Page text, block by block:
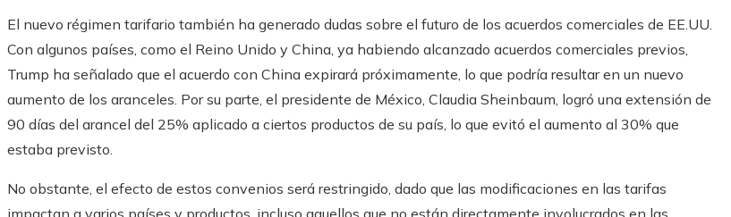
El nuevo régimen tarifario también ha generado dudas sobre el futuro de los acuerdos comerciales de EE.UU.
Con algunos países, como el Reino Unido y China, ya habiendo alcanzado acuerdos comerciales previos,
Trump ha señalado que el acuerdo con China expirará próximamente, lo que podría resultar en un nuevo
aumento de los aranceles. Por su parte, el presidente de México, Claudia Sheinbaum, logró una extensión de
90 días del arancel del 25% aplicado a ciertos productos de su país, lo que evitó el aumento al 30% que
estaba previsto.
No obstante, el efecto de estos convenios será restringido, dado que las modificaciones en las tarifas